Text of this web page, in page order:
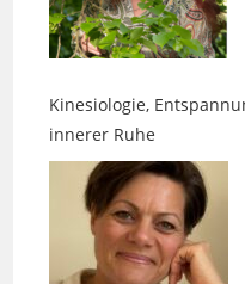
Kinesiologie,